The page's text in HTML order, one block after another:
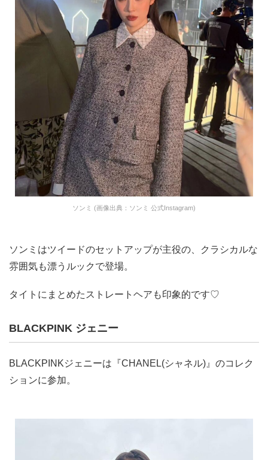
ソンミ (画像出典：ソンミ 公式Instagram)
ソンミはツイードのセットアップが主役の、クラシカルな
雰囲気も漂うルックで登場。
タイトにまとめたストレートヘアも印象的です♡
BLACKPINK ジェニー
BLACKPINKジェニーは『CHANEL(シャネル)』のコレク
ションに参加。